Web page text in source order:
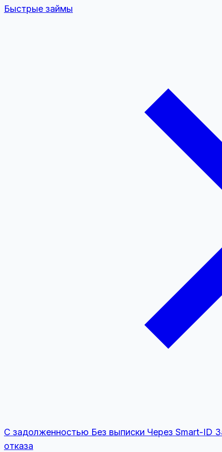
Быстрые займы
С задолженностью Без выписки Через Smart-ID
отказа